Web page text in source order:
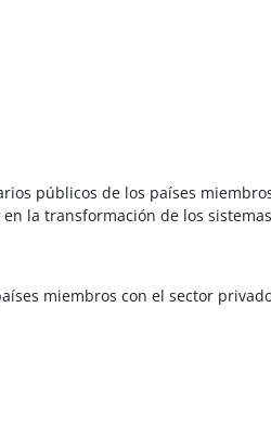
públicos de los países
la transformación de los
miembros con el sector